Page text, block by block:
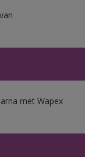
met Wapex